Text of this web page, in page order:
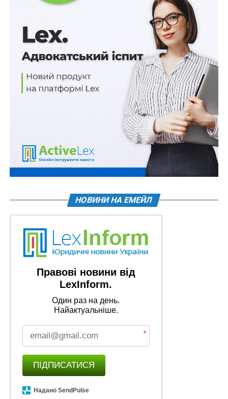
Схожі статті:
584 млн доларів від МБРР на підтримку
відбудови України
На Київщині судитимуть посадовця ТЦК, який
за 4 000 доларів США обіцяв «вирішити
Кваліфікаційні вимоги до розробників
науково-проектної документації з охорони
культурної спадщини
10 500 доларів США за переведення
військовослужбовця з бойової частини до
Межі зон охорони пам’яток культурної
спадщини, встановлені до набрання чинності
постановою…
ПОВ'ЯЗАНІ ТЕМИ: FEATURED
350 тисяч гривень збитків: на Вінниччині
військового лісогосподарського підприємства
Заяву про шлюб можна подати онлайн
НОВИНИ НА ЕМЕЙЛ
Правові новини від
LexInform.
Один раз на день.
Найактуальніше.
*
ПІДПИСАТИСЯ
Надано SendPulse